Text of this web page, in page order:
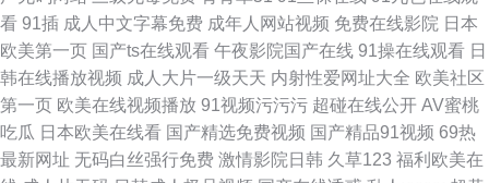
看 91插 成人中文字幕免费 成年人网站视频 免费在线影院 日本
欧美第一页 国产ts在线观看 午夜影院国产在线 91操在线观看 日
韩在线播放视频 成人大片一级天天 内射性爱网址大全 欧美社区
第一页 欧美在线视频播放 91视频污污污 超碰在线公开 AV蜜桃
吃瓜 日本欧美在线看 国产精选免费视频 国产精品91视频 69热
最新网址 无码白丝强行免费 激情影院日韩 久草123 福利欧美在